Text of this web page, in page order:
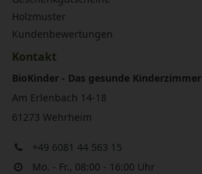
Holzmuster
Kundenbewertungen
Kontakt
BioKinder - Das gesunde Kinderzimmer
Am Erlenbach 14-18
61273 Wehrheim
+49 6081 44 563 15
Mo. - Fr., 08:00 - 16:00 Uhr